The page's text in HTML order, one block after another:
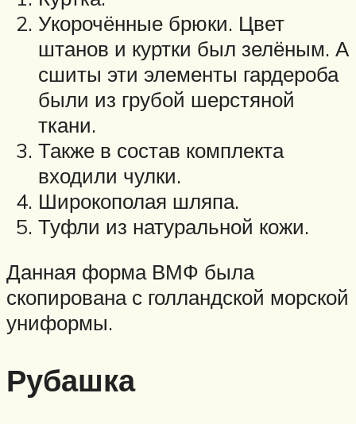
Укорочённые брюки. Цвет
штанов и куртки был зелёным. А
сшиты эти элементы гардероба
были из грубой шерстяной
ткани.
Также в состав комплекта
входили чулки.
Широкополая шляпа.
Туфли из натуральной кожи.
Данная форма ВМФ была
скопирована с голландской морской
униформы.
Рубашка